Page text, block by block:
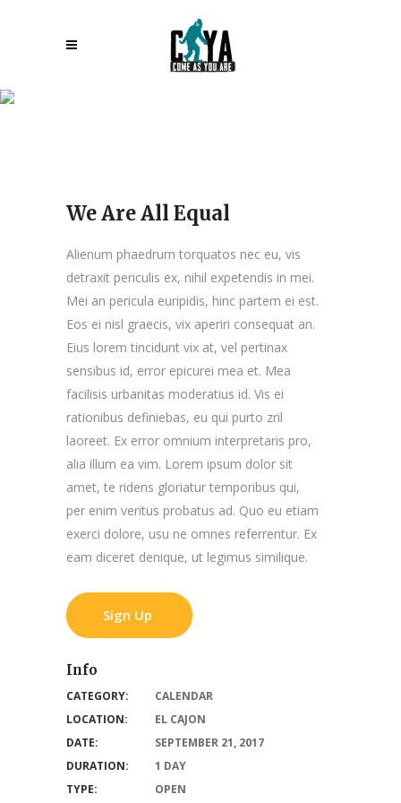
We Are All Equal
Alienum phaedrum torquatos nec eu, vis
detraxit periculis ex, nihil expetendis in mei.
Mei an pericula euripidis, hinc partem ei est.
Eos ei nisl graecis, vix aperiri consequat an.
Eius lorem tincidunt vix at, vel pertinax
sensibus id, error epicurei mea et. Mea
facilisis urbanitas moderatius id. Vis ei
rationibus definiebas, eu qui purto zril
laoreet. Ex error omnium interpretaris pro,
alia illum ea vim. Lorem ipsum dolor sit
amet, te ridens gloriatur temporibus qui,
per enim veritus probatus ad. Quo eu etiam
exerci dolore, usu ne omnes referrentur. Ex
eam diceret denique, ut legimus similique.
Sign Up
Info
CATEGORY:
CALENDAR
LOCATION:
EL CAJON
DATE:
SEPTEMBER 21, 2017
DURATION:
1 DAY
TYPE:
OPEN